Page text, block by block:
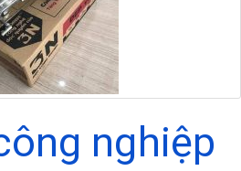
nghiệp